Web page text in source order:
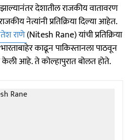
देशातील राजकीय वातावरण
नेत्यांनी प्रतिक्रिया दिल्या आहेत.
राणे(Nitesh Rane) यांची प्रतिक्रिया
काढून पाकिस्तानला पाठवून
केली आहे. ते कोल्हापुरात बोलत होते.